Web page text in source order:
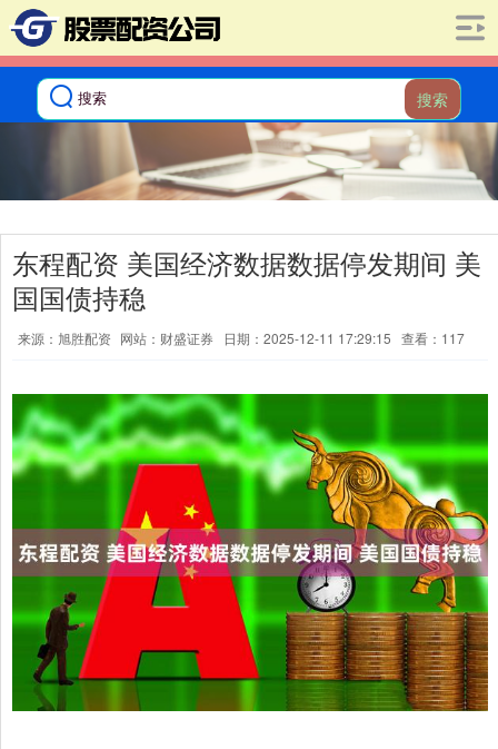
搜索
东程配资 美国经济数据数据停发期间 美
国国债持稳
来源：旭胜配资 网站：财盛证券 日期：2025-12-11 17:29:15 查看：117